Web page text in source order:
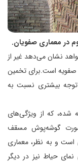
در معماری صفویان.
نشان می‌دهد غیر از
صفویه است.برای تخمین
توجه بیشتری نسبت به
شده، که از ویژگی‌های
گوشه‌پوش مسقف
است و به نظر، معماری
حیاط نیز در دیگر